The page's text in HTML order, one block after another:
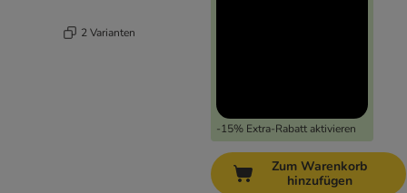
2 Varianten
-15% Extra-Rabatt aktivieren
Zum Warenkorb
hinzufügen